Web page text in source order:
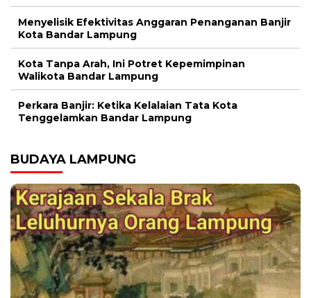
Menyelisik Efektivitas Anggaran Penanganan Banjir
Kota Bandar Lampung
Kota Tanpa Arah, Ini Potret Kepemimpinan
Walikota Bandar Lampung
Perkara Banjir: Ketika Kelalaian Tata Kota
Tenggelamkan Bandar Lampung
BUDAYA LAMPUNG